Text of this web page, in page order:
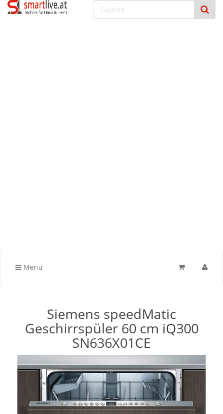
Menü
Siemens speedMatic
Geschirrspüler 60 cm iQ300
SN636X01CE